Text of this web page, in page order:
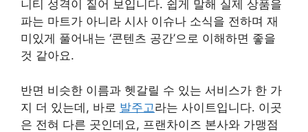
니티 성격이 짙어 보입니다. 쉽게 말해 실제 상품을
파는 마트가 아니라 시사 이슈나 소식을 전하며 재
미있게 풀어내는 ‘콘텐츠 공간’으로 이해하면 좋을
것 같아요.
반면 비슷한 이름과 헷갈릴 수 있는 서비스가 한 가
지 더 있는데, 바로 발주고라는 사이트입니다. 이곳
은 전혀 다른 곳인데요, 프랜차이즈 본사와 가맹점